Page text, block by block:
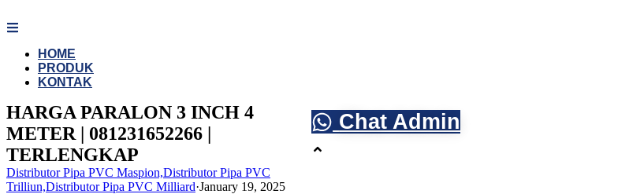
to
HOME
PRODUK
KONTAK
HARGA PARALON 3 INCH 4
METER | 081231652266 |
TERLENGKAP
Distributor Pipa PVC Maspion,Distributor Pipa PVC
Trilliun,Distributor Pipa PVC Milliard·January 19, 2025
Chat Admin